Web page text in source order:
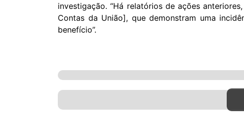
investigação. “Há relatórios de ações
Contas da União], que demonstram uma
benefício”.